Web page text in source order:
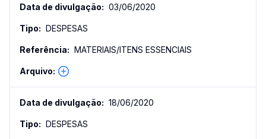
03/06/2020
DESPESAS
MATERIAIS/ITENS ESSENCIAIS
18/06/2020
DESPESAS